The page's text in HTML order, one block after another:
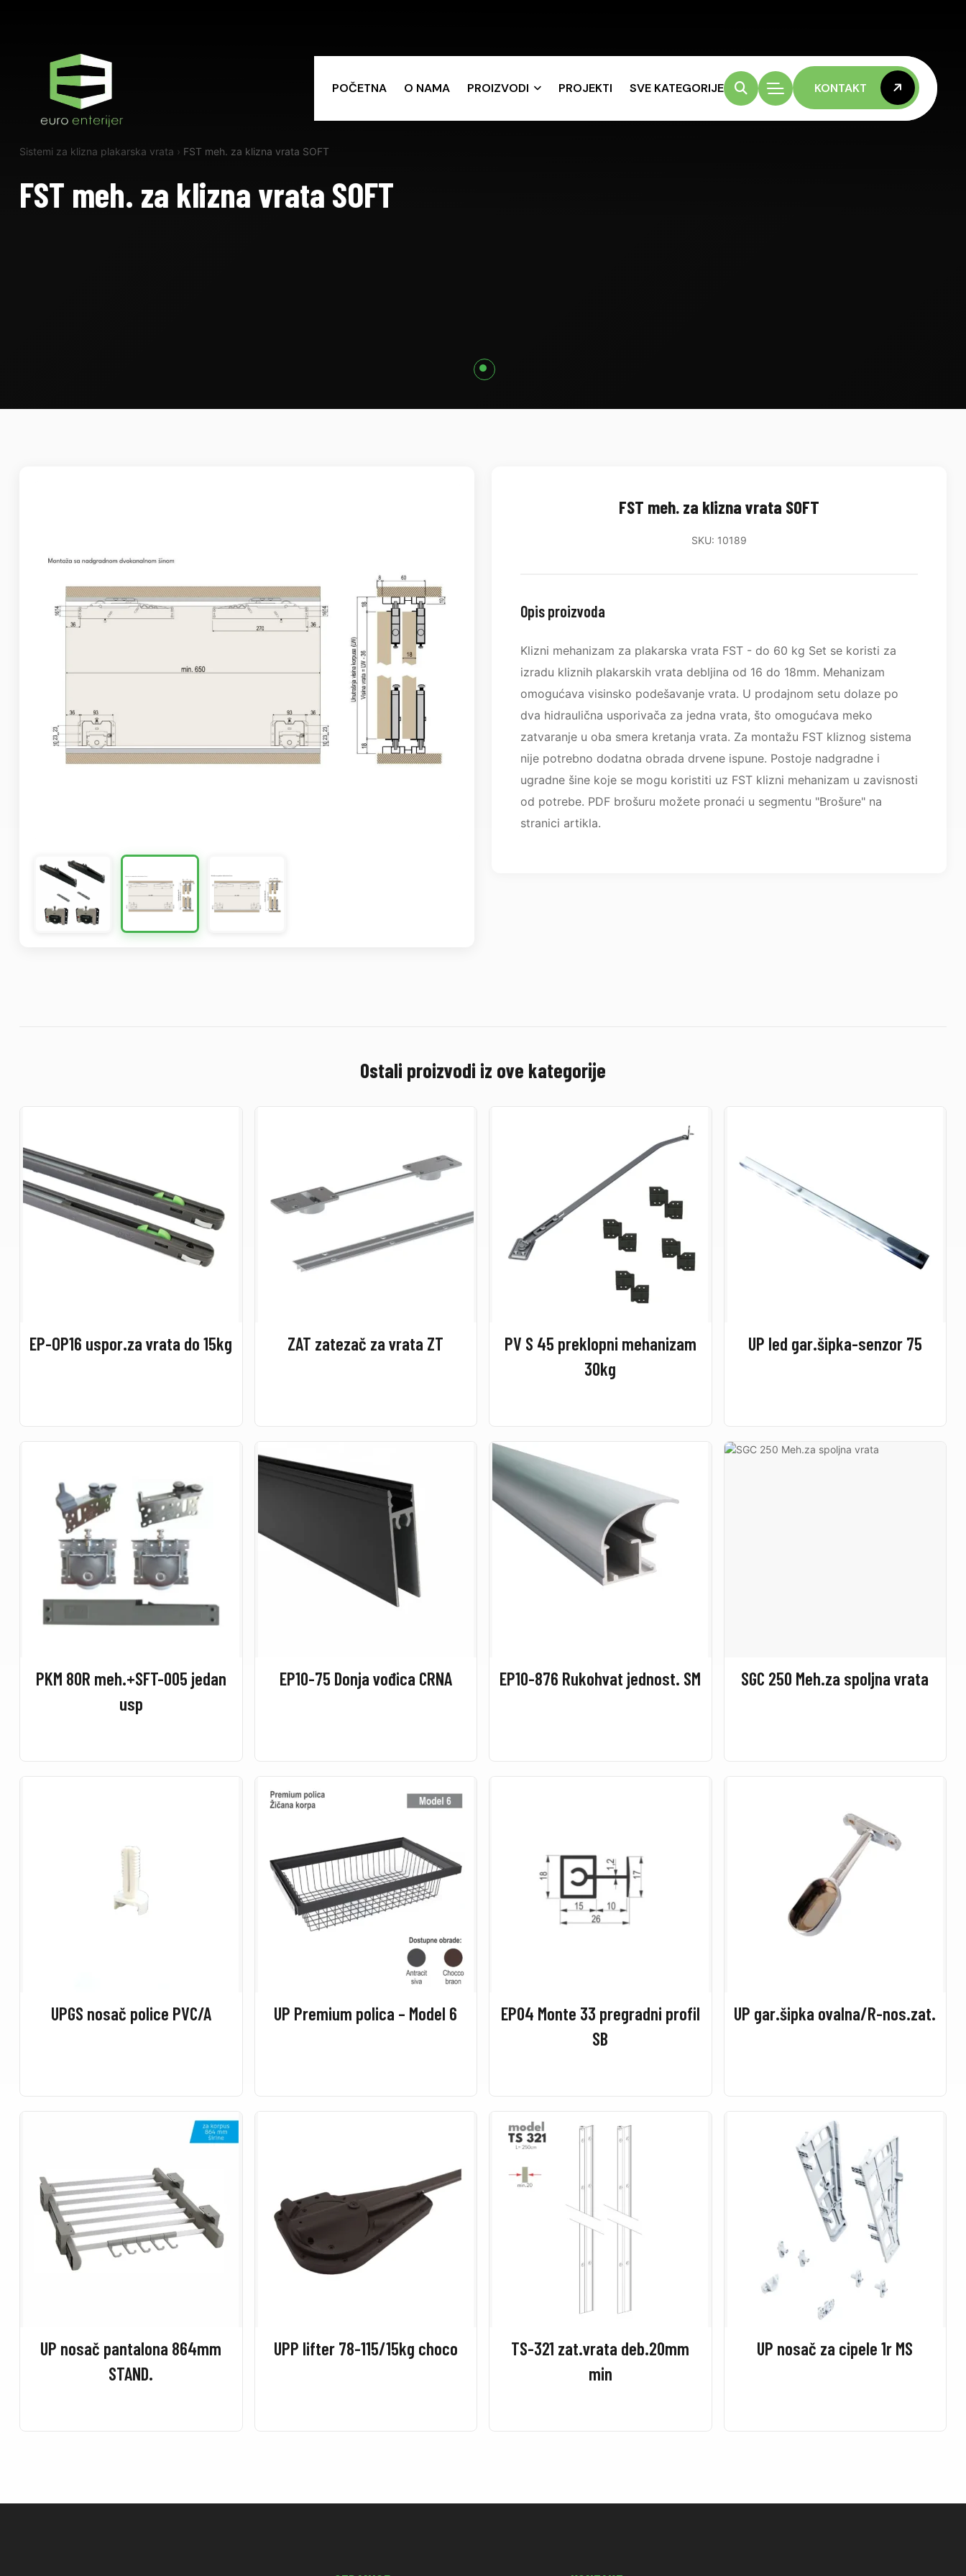
POČETNA O NAMA PROIZVODI PROJEKTI SVE KATEGORIJE KONTAKT
KONTAKT
Sistemi za klizna plakarska vrata › FST meh. za klizna vrata SOFT
FST meh. za klizna vrata SOFT
FST meh. za klizna vrata SOFT
SKU: 10189
Opis proizvoda
Klizni mehanizam za plakarska vrata FST - do 60 kg Set se koristi za
izradu kliznih plakarskih vrata debljina od 16 do 18mm. Mehanizam
omogućava visinsko podešavanje vrata. U prodajnom setu dolaze po
dva hidraulična usporivača za jedna vrata, što omogućava meko
zatvaranje u oba smera kretanja vrata. Za montažu FST kliznog sistema
nije potrebno dodatna obrada drvene ispune. Postoje nadgradne i
ugradne šine koje se mogu koristiti uz FST klizni mehanizam u zavisnosti
od potrebe. PDF brošuru možete pronaći u segmentu "Brošure" na
stranici artikla.
Ostali proizvodi iz ove kategorije
EP-OP16 uspor.za vrata do 15kg ZAT zatezač za vrata ZT
PV S 45 preklopni mehanizam
30kg
UP led gar.šipka-senzor 75
PKM 80R meh.+SFT-005 jedan
usp
EP10-75 Donja vođica CRNA EP10-876 Rukohvat jednost. SM SGC 250 Meh.za spoljna vrata
UPGS nosač police PVC/A UP Premium polica – Model 6
EP04 Monte 33 pregradni profil
SB
UP gar.šipka ovalna/R-nos.zat.
UP nosač pantalona 864mm
STAND.
UPP lifter 78-115/15kg choco
TS-321 zat.vrata deb.20mm
min
UP nosač za cipele 1r MS